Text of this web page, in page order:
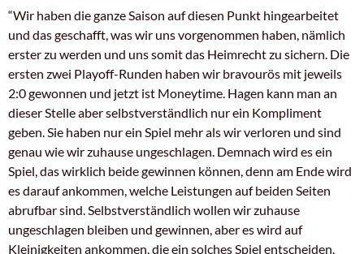
“Wir haben die ganze Saison auf diesen Punkt hingearbeitet
und das geschafft, was wir uns vorgenommen haben, nämlich
erster zu werden und uns somit das Heimrecht zu sichern. Die
ersten zwei Playoff-Runden haben wir bravourös mit jeweils
2:0 gewonnen und jetzt ist Moneytime. Hagen kann man an
dieser Stelle aber selbstverständlich nur ein Kompliment
geben. Sie haben nur ein Spiel mehr als wir verloren und sind
genau wie wir zuhause ungeschlagen. Demnach wird es ein
Spiel, das wirklich beide gewinnen können, denn am Ende wird
es darauf ankommen, welche Leistungen auf beiden Seiten
abrufbar sind. Selbstverständlich wollen wir zuhause
ungeschlagen bleiben und gewinnen, aber es wird auf
Kleinigkeiten ankommen, die ein solches Spiel entscheiden.